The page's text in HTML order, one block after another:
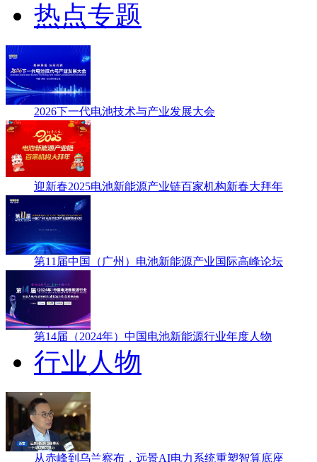
热点专题
2026下一代电池技术与产业发展大会
迎新春2025电池新能源产业链百家机构新春大拜年
第11届中国（广州）电池新能源产业国际高峰论坛
第14届（2024年）中国电池新能源行业年度人物
行业人物
从赤峰到乌兰察布，远景AI电力系统重塑智算底座